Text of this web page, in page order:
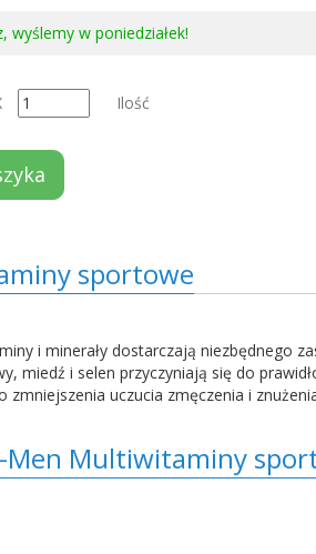
wyślemy w poniedziałek!
Ilość
sportowe
i minerały dostarczają niezbędnego
miedź i selen przyczyniają się do
uczucia zmęczenia i
Multiwitaminy